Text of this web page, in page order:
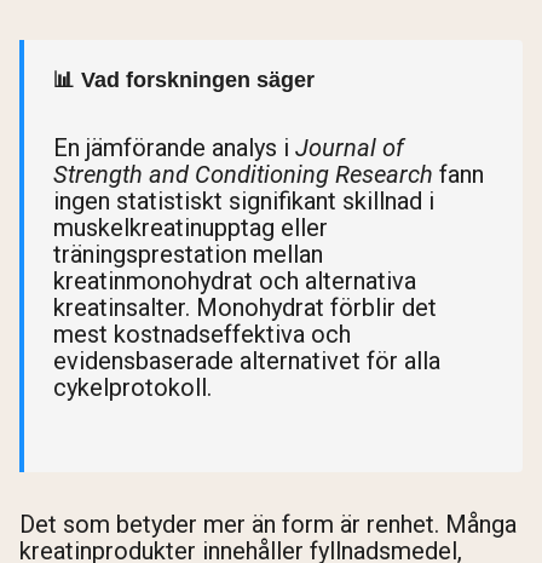
📊 Vad forskningen säger
En jämförande analys i Journal of
Strength and Conditioning Research fann
ingen statistiskt signifikant skillnad i
muskelkreatinupptag eller
träningsprestation mellan
kreatinmonohydrat och alternativa
kreatinsalter. Monohydrat förblir det
mest kostnadseffektiva och
evidensbaserade alternativet för alla
cykelprotokoll.
Det som betyder mer än form är renhet. Många
kreatinprodukter innehåller fyllnadsmedel,